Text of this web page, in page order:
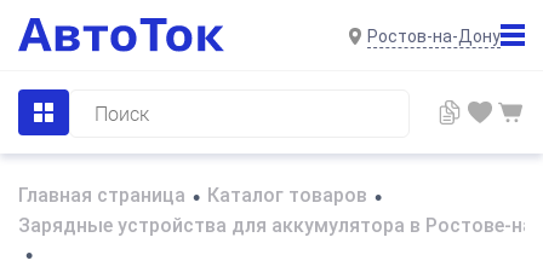
Ростов-на-Дону
Главная страница • Каталог товаров •
Зарядные устройства для аккумулятора в Ростове-
•